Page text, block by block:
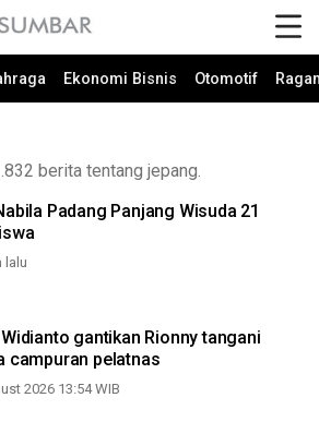
Ekonomi Bisnis Otomotif
berita tentang jepang.
Padang Panjang Wisuda 21
lalu
gantikan Rionny tangani
campuran pelatnas
2026 13:54 WIB